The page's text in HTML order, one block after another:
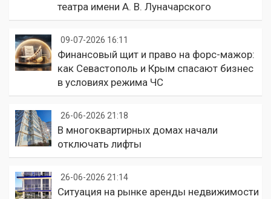
театра имени А. В. Луначарского
09-07-2026 16:11
Финансовый щит и право на форс-мажор:
как Севастополь и Крым спасают бизнес
в условиях режима ЧС
26-06-2026 21:18
В многоквартирных домах начали
отключать лифты
26-06-2026 21:14
Ситуация на рынке аренды недвижимости